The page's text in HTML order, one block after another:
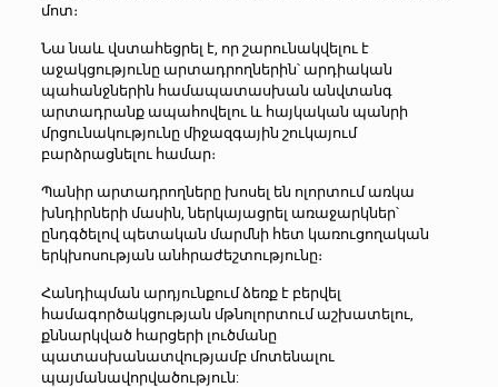
մոտ։
Նա նաև վստահեցրել է, որ շարունակվելու է
աջակցությունը արտադրողներին՝ արդիական
պահանջներին համապատասխան անվտանգ
արտադրանք ապահովելու և հայկական պանրի
մրցունակությունը միջազգային շուկայում
բարձրացնելու համար։
Պանիր արտադրողները խոսել են ոլորտում առկա
խնդիրների մասին, ներկայացրել առաջարկներ՝
ընդգծելով պետական մարմնի հետ կառուցողական
երկխոսության անհրաժեշտությունը։
Հանդիպման արդյունքում ձեռք է բերվել
համագործակցության մթնոլորտում աշխատելու,
քննարկված հարցերի լուծմանը
պատասխանատվությամբ մոտենալու
պայմանավորվածություն: